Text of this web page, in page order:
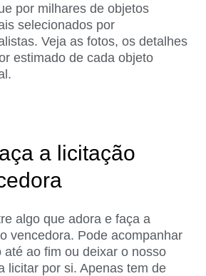
por milhares de objetos
selecionados por
Veja as fotos, os detalhes
estimado de cada objeto
a licitação
algo que adora e faça a
vencedora. Pode acompanhar
até ao fim ou deixar o nosso
licitar por si. Apenas tem de